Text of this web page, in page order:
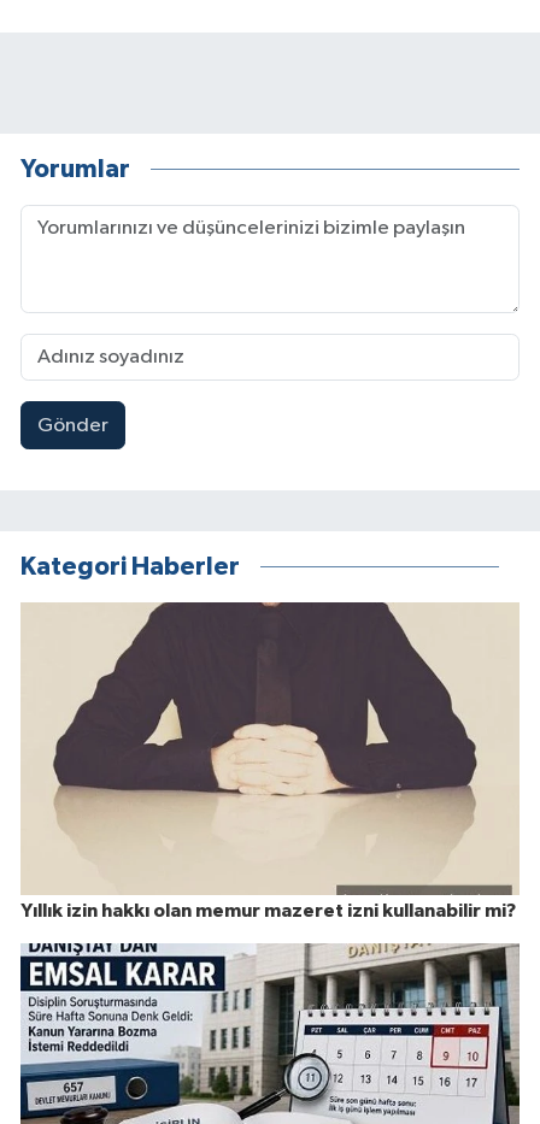
Yorumlar
Gönder
Kategori Haberler
Yıllık izin hakkı olan memur mazeret izni kullanabilir mi?